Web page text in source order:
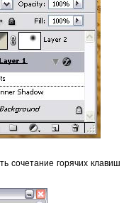
сочетание горячих клавиш